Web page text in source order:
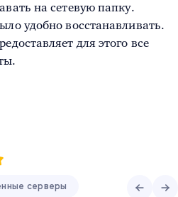
на сетевую папку.
удобно восстанавливать.
для этого все
серверы